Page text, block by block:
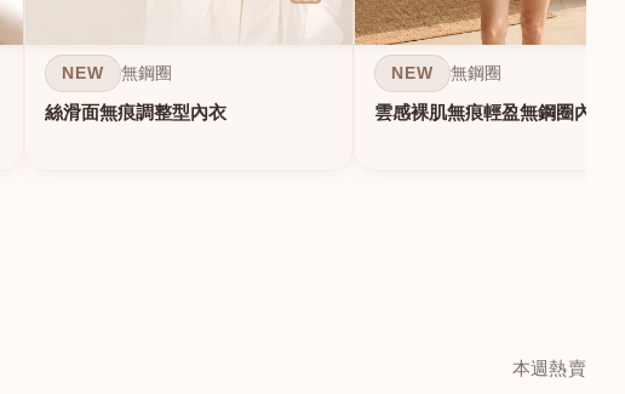
NEW 無鋼圈
絲滑面無痕調整型內衣
NEW 無鋼圈
雲感裸肌無痕輕盈無鋼圈內衣
本週熱賣